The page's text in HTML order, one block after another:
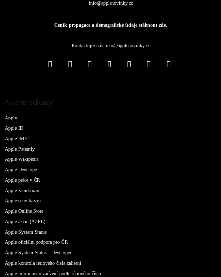
info@applenovinky.cz
Ceník propagace a demografické údaje stáhnout zde.
Kontaktujte nás: info@applenovinky.cz
Apple odkazy
Apple
Apple ID
Apple IMEI
Apple Patently
Apple Wikipedia
Apple Developer
Apple práce v ČR
Apple zaměstnanci
Apple ceny bazaru
Apple Online Store
Apple akcie (AAPL)
Apple System Status
Apple oficiální podpora pro ČR
Apple System Status - Developer
Apple kontrola sériového čísla zařízení
Apple informace o zařízení podle sériového čísla